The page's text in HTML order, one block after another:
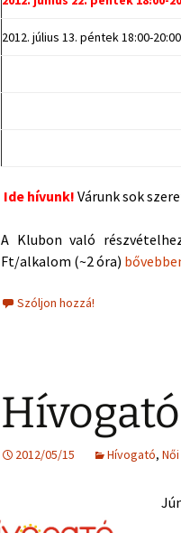
2012. július 13. péntek 18:00-20:00
Ide hívunk! Várunk sok
A Klubon való
Ft/alkalom (~2 óra) Június
Szóljon hozzá!
2012/05/15 Hívogató,